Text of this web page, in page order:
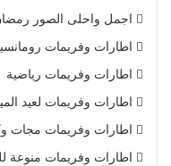
اجمل واحلى الصور
اطارات وفريمات
اطارات وفريمات رياضية
اطارات وفريمات لعيد
اطارات وفريمات مجات
اطارات وفريمات منوعة